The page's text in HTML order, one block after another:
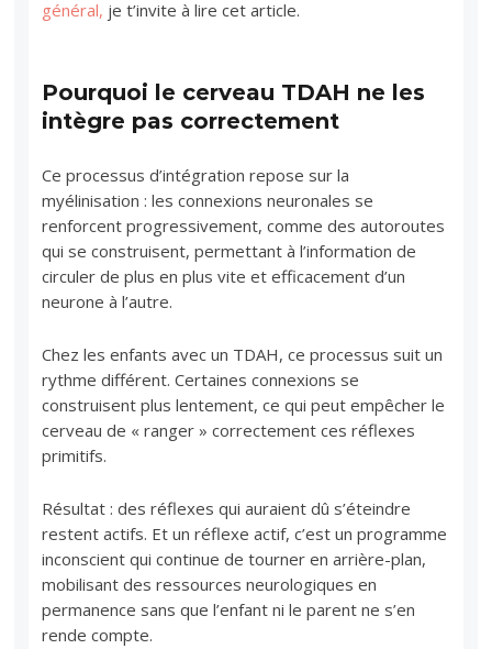
général, je t’invite à lire cet article.
Pourquoi le cerveau TDAH ne les
intègre pas correctement
Ce processus d’intégration repose sur la
myélinisation : les connexions neuronales se
renforcent progressivement, comme des autoroutes
qui se construisent, permettant à l’information de
circuler de plus en plus vite et efficacement d’un
neurone à l’autre.
Chez les enfants avec un TDAH, ce processus suit un
rythme différent. Certaines connexions se
construisent plus lentement, ce qui peut empêcher le
cerveau de « ranger » correctement ces réflexes
primitifs.
Résultat : des réflexes qui auraient dû s’éteindre
restent actifs. Et un réflexe actif, c’est un programme
inconscient qui continue de tourner en arrière-plan,
mobilisant des ressources neurologiques en
permanence sans que l’enfant ni le parent ne s’en
rende compte.